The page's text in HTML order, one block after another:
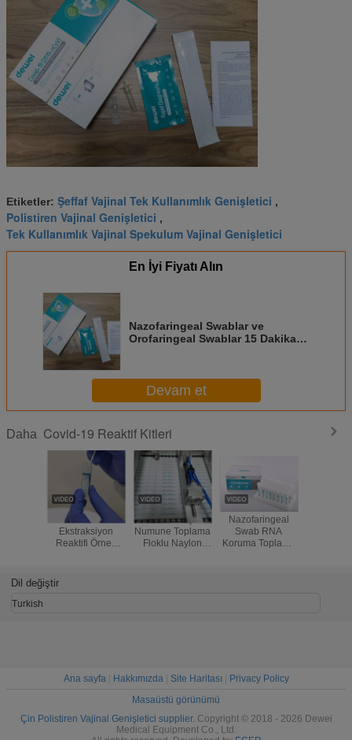
Etiketler: Şeffaf Vajinal Tek Kullanımlık Genişletici ,
Polistiren Vajinal Genişletici ,
Tek Kullanımlık Vajinal Spekulum Vajinal Genişletici
En İyi Fiyatı Alın
Nazofaringeal Swablar ve
Orofaringeal Swablar 15 Dakikalık
Test Ki
Devam et
Daha Covid-19 Reaktif Kitleri
Viral Koruma
Ekstraksiyon
Reaktifi Örnek
Covid-19 İçin
Numune Toplama
Floklu Naylon
Nazofaringeal
Swab RNA
Koruma Toplama
Dil değiştir
Turkish
Ana sayfa| Hakkımızda| Site Haritası
Privacy Policy
Masaüstü görünümü
Çin Polistiren Vajinal Genişletici supplier. Copyright © 2018 - 2026 Dewei
Medical Equipment Co., Ltd.